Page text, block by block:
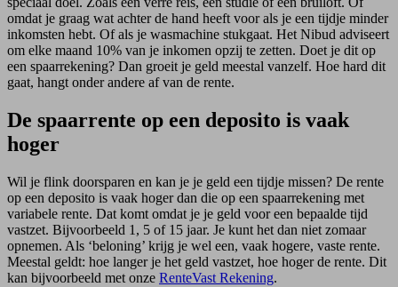
omdat je graag wat achter de hand heeft voor als je een tijdje minder
inkomsten hebt. Of als je wasmachine stukgaat. Het Nibud adviseert
om elke maand 10% van je inkomen opzij te zetten. Doet je dit op
een spaarrekening? Dan groeit je geld meestal vanzelf. Hoe hard dit
gaat, hangt onder andere af van de rente.
De spaarrente op een deposito is vaak
hoger
Wil je flink doorsparen en kan je je geld een tijdje missen? De rente
op een deposito is vaak hoger dan die op een spaarrekening met
variabele rente. Dat komt omdat je je geld voor een bepaalde tijd
vastzet. Bijvoorbeeld 1, 5 of 15 jaar. Je kunt het dan niet zomaar
opnemen. Als ‘beloning’ krijg je wel een, vaak hogere, vaste rente.
Meestal geldt: hoe langer je het geld vastzet, hoe hoger de rente. Dit
kan bijvoorbeeld met onze RenteVast Rekening.